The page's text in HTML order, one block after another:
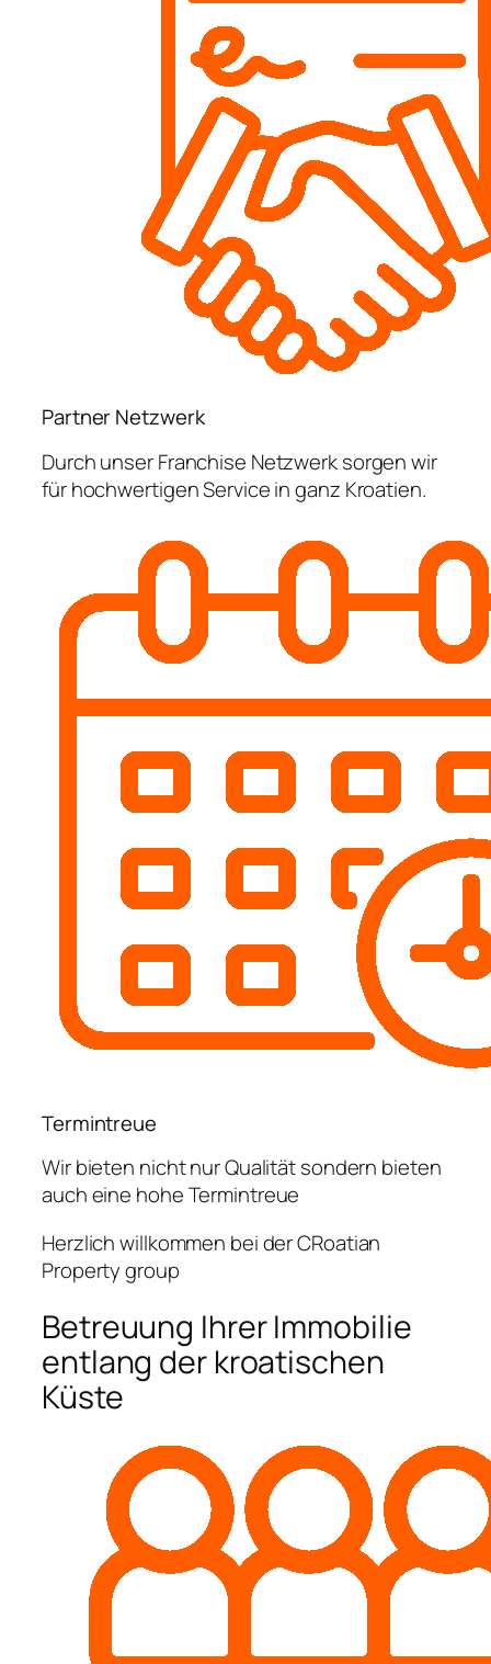
Partner Netzwerk
Durch unser Franchise Netzwerk sorgen wir
für hochwertigen Service in ganz Kroatien.
Termintreue
Wir bieten nicht nur Qualität sondern bieten
auch eine hohe Termintreue
Herzlich willkommen bei der CRoatian
Property group
Betreuung Ihrer Immobilie
entlang der kroatischen
Küste